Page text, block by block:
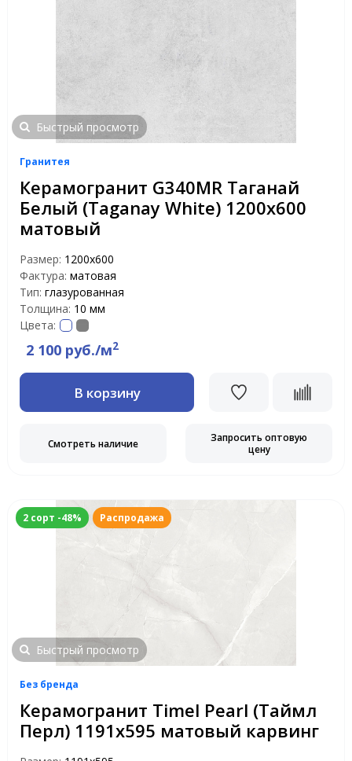
Быстрый просмотр
Гранитея
Керамогранит G340MR Таганай
Белый (Taganay White) 1200х600
матовый
Размер: 1200х600
Фактура: матовая
Тип: глазурованная
Толщина: 10 мм
Цвета:
2 100 руб./м2
В корзину
Смотреть наличие
Запросить оптовую
цену
2 сорт -48% Распродажа
Быстрый просмотр
Без бренда
Керамогранит Timel Pearl (Таймл
Перл) 1191х595 матовый карвинг